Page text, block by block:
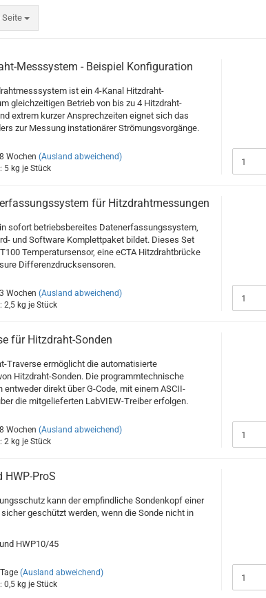
Seite
Messsystem - Beispiel Konfiguration
ist ein 4-Kanal Hitzdraht-
gleichzeitigen Betrieb von bis zu 4 Hitzdraht-
extrem kurzer Ansprechzeiten eignet sich das
zur Messung instationärer Strömungsvorgänge.
Wochen (Ausland abweichend)
5kg je Stück
für Hitzdrahtmessungen
sofort betriebsbereites Datenerfassungssystem,
und Software Komplettpaket bildet. Dieses Set
Temperatursensor, eine eCTA Hitzdrahtbrücke
Differenzdrucksensoren.
Wochen (Ausland abweichend)
2,5kg je Stück
für Hitzdraht-Sonden
Traverse ermöglicht die automatisierte
Hitzdraht-Sonden. Die programmtechnische
entweder direkt über G-Code, mit einem ASCII-
die mitgelieferten LabVIEW-Treiber erfolgen.
Wochen (Ausland abweichend)
2kg je Stück
HWP-ProS
kann der empfindliche Sondenkopf einer
geschützt werden, wenn die Sonde nicht in
HWP10/45
(Ausland abweichend)
0,5kg je Stück